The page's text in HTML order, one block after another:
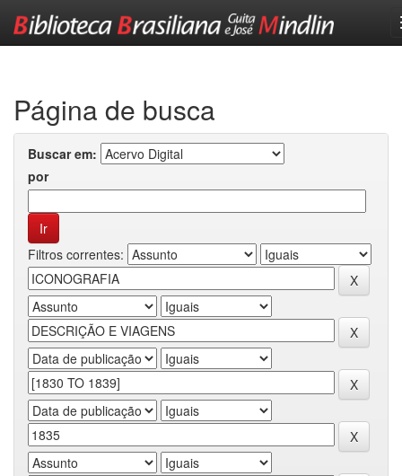
Página de busca
Buscar em:
por
Filtros correntes: